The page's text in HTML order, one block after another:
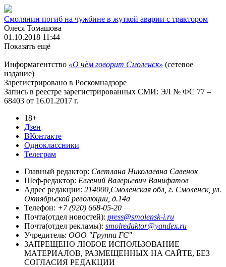
Смолянин погиб на чужбине в жуткой аварии с трактором
Олеся Томашова
01.10.2018 11:44
Показать ещё
Информагентство «О чём говорит Смоленск» (сетевое
издание)
Зарегистрировано в Роскомнадзоре
Запись в реестре зарегистрированных СМИ: ЭЛ № ФС 77 –
68403 от 16.01.2017 г.
18+
Дзен
ВКонтакте
Одноклассники
Телеграм
Главный редактор: Светлана Николаевна Савенок
Шеф-редактор: Евгений Валерьевич Ванифатов
Адрес редакции: 214000,Смоленская обл, г. Смоленск, ул.
Октябрьской революции, д.14а
Телефон: +7 (920) 668-05-20
Почта(отдел новостей): press@smolensk-i.ru
Почта(отдел рекламы): smolredaktor@yandex.ru
Учредитель: ООО "Группа ГС"
ЗАПРЕЩЕНО ЛЮБОЕ ИСПОЛЬЗОВАНИЕ
МАТЕРИАЛОВ, РАЗМЕЩЕННЫХ НА САЙТЕ, БЕЗ
СОГЛАСИЯ РЕДАКЦИИ